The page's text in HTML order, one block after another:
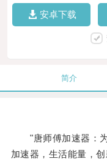
安卓下载
简介
"唐师傅加速器：为
加速器，生活能量，